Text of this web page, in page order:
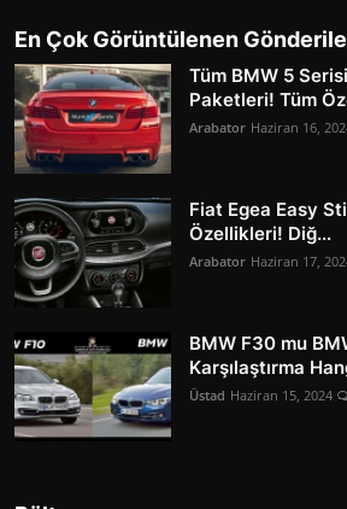
En Çok Görüntülenen
Tüm BMW 5
Paketleri! Tüm
Arabator Haziran 16,
Fiat Egea Easy
Özellikleri! Diğ...
Arabator Haziran 17,
BMW F30 mu
Karşılaştırma
Üstad Haziran 15, 2024